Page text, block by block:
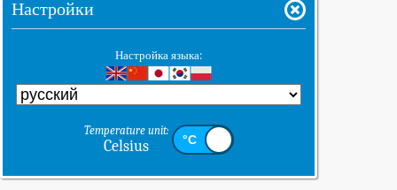
Настройки
Настройка языка:
Temperature unit:
Celsius